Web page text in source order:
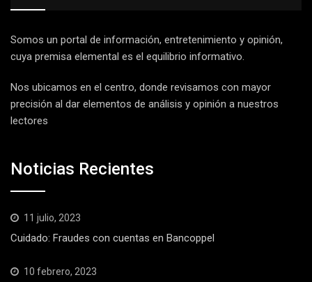
Somos un portal de información, entretenimiento y opinión,
cuya premisa elemental es el equilibrio informativo.
Nos ubicamos en el centro, donde revisamos con mayor
precisión al dar elementos de análisis y opinión a nuestros
lectores
Noticias Recientes
11 julio, 2023
Cuidado: Fraudes con cuentas en Bancoppel
10 febrero, 2023